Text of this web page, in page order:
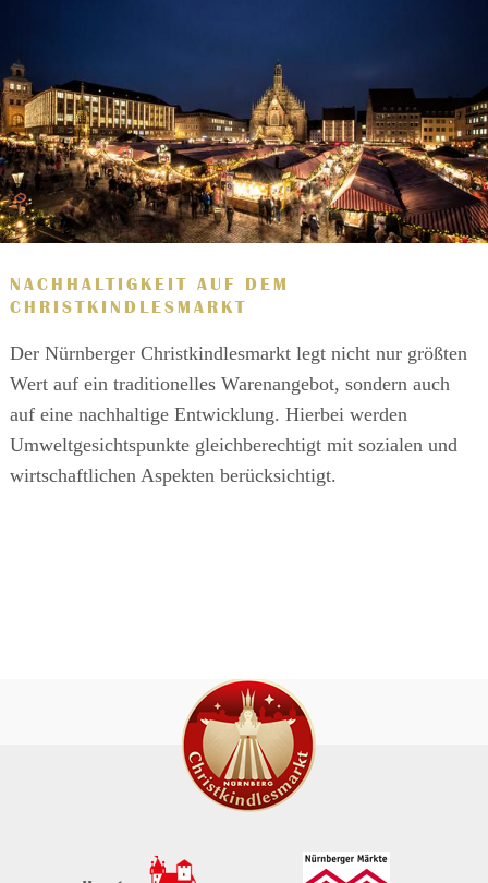
NACHHALTIGKEIT AUF DEM
CHRISTKINDLESMARKT
Der Nürnberger Christkindlesmarkt legt nicht nur größten
Wert auf ein traditionelles Warenangebot, sondern auch
auf eine nachhaltige Entwicklung. Hierbei werden
Umweltgesichtspunkte gleichberechtigt mit sozialen und
wirtschaftlichen Aspekten berücksichtigt.